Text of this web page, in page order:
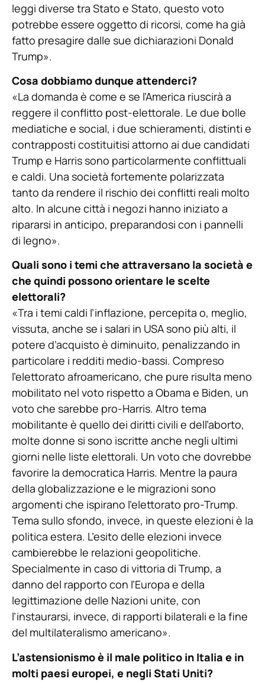
leggi diverse tra Stato e Stato, questo voto
potrebbe essere oggetto di ricorsi, come ha già
fatto presagire dalle sue dichiarazioni Donald
Trump».
Cosa dobbiamo dunque attenderci?
«La domanda è come e se l’America riuscirà a
reggere il conflitto post-elettorale. Le due bolle
mediatiche e social, i due schieramenti, distinti e
contrapposti costituitisi attorno ai due candidati
Trump e Harris sono particolarmente conflittuali
e caldi. Una società fortemente polarizzata
tanto da rendere il rischio dei conflitti reali molto
alto. In alcune città i negozi hanno iniziato a
ripararsi in anticipo, preparandosi con i pannelli
di legno».
Quali sono i temi che attraversano la società e
che quindi possono orientare le scelte
elettorali?
«Tra i temi caldi l’inflazione, percepita o, meglio,
vissuta, anche se i salari in USA sono più alti, il
potere d’acquisto è diminuito, penalizzando in
particolare i redditi medio-bassi. Compreso
l’elettorato afroamericano, che pure risulta meno
mobilitato nel voto rispetto a Obama e Biden, un
voto che sarebbe pro-Harris. Altro tema
mobilitante è quello dei diritti civili e dell’aborto,
molte donne si sono iscritte anche negli ultimi
giorni nelle liste elettorali. Un voto che dovrebbe
favorire la democratica Harris. Mentre la paura
della globalizzazione e le migrazioni sono
argomenti che ispirano l’elettorato pro-Trump.
Tema sullo sfondo, invece, in queste elezioni è la
politica estera. L’esito delle elezioni invece
cambierebbe le relazioni geopolitiche.
Specialmente in caso di vittoria di Trump, a
danno del rapporto con l’Europa e della
legittimazione delle Nazioni unite, con
l’instaurarsi, invece, di rapporti bilaterali e la fine
del multilateralismo americano».
L’astensionismo è il male politico in Italia e in
molti paesi europei, e negli Stati Uniti?